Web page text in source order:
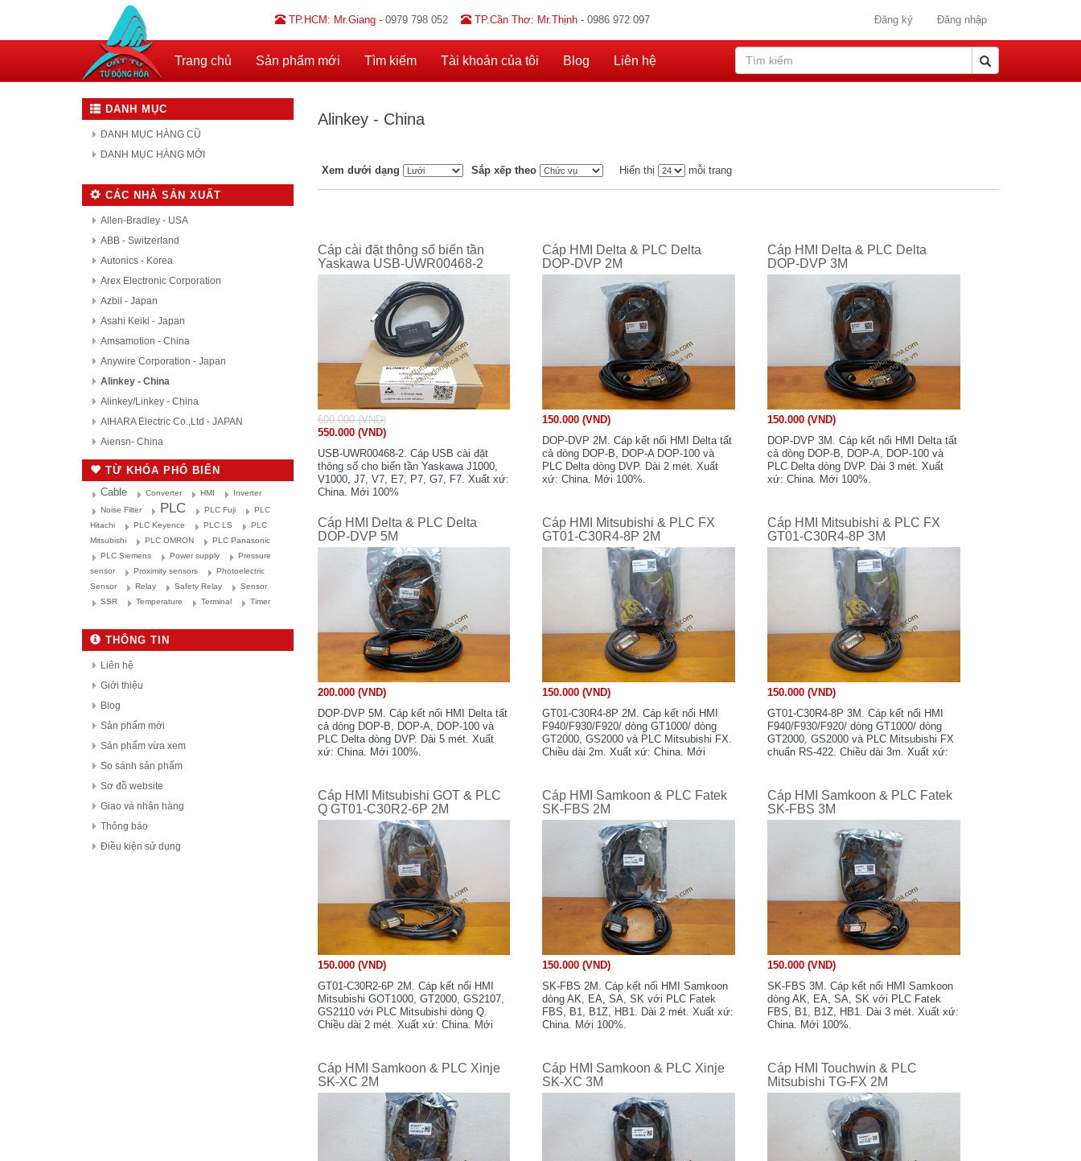
TP.HCM: Mr.Giang - 0979 798 052 TP.Cần Thơ: Mr.Thịnh - 0986 972 097 Đăng ký Đăng nhập
Trang chủ Sản phẩm mới Tìm kiếm Tài khoản của tôi Blog Liên hệ
DANH MỤC
DANH MỤC HÀNG CŨ
DANH MỤC HÀNG MỚI
CÁC NHÀ SẢN XUẤT
Allen-Bradley - USA
ABB - Switzerland
Autonics - Korea
Arex Electronic Corporation
Azbil - Japan
Asahi Keiki - Japan
Amsamotion - China
Anywire Corporation - Japan
Alinkey - China
Alinkey/Linkey - China
AIHARA Electric Co.,Ltd - JAPAN
Aiensn- China
AutomationDirect - USA
D.H.M Korea
Delta - Taiwan
Danfoss - Denmark
DAITRON
Delta Electronics, Inc
Densei-Lambda - Japan
Daihara Electric Co.,Ltd - Japan
Denki Seikosha - Japan
Daiichi Electronics co.,Ltd - Japan
Fuji Electric - Japan
FESTO
FDK Coperation
Hitachi - Japan
HCFA - China
HIOKI - Japan
HAGER
HONEYWELL
Hanyoung - Korea
TỪ KHÓA PHỔ BIẾN
Cable
Converter HMI
Inverter
Noise Filter
PLC PLC Fuji
PLC
Hitachi
PLC Keyence PLC LS
PLC
Mitsubishi
PLC OMRON
PLC Panasonic
PLC Siemens
Power supply
Pressure
sensor
Proximity sensors
Photoelectric
Sensor
Relay Safety Relay
Sensor
SSR
Temperature Terminal Timer
THÔNG TIN
Liên hệ
Giới thiệu
Blog
Sản phẩm mới
Sản phẩm vừa xem
So sánh sản phẩm
Sơ đồ website
Giao và nhận hàng
Thông báo
Điều kiện sử dụng
Alinkey - China
Xem dưới dạng Sắp xếp theo Hiển thị mỗi trang
Cáp cài đặt thông số biến tần
Yaskawa USB-UWR00468-2
600.000 (VND)
550.000 (VND)
USB-UWR00468-2. Cáp USB cài đặt
thông số cho biến tần Yaskawa J1000,
V1000, J7, V7, E7, P7, G7, F7. Xuất xứ:
China. Mới 100%
Cáp HMI Delta & PLC Delta
DOP-DVP 2M
150.000 (VND)
DOP-DVP 2M. Cáp kết nối HMI Delta tất
cả dòng DOP-B, DOP-A DOP-100 và
PLC Delta dòng DVP. Dài 2 mét. Xuất
xứ: China. Mới 100%.
Cáp HMI Delta & PLC Delta
DOP-DVP 3M
150.000 (VND)
DOP-DVP 3M. Cáp kết nối HMI Delta tất
cả dòng DOP-B, DOP-A, DOP-100 và
PLC Delta dòng DVP. Dài 3 mét. Xuất
xứ: China. Mới 100%.
Cáp HMI Delta & PLC Delta
DOP-DVP 5M
200.000 (VND)
DOP-DVP 5M. Cáp kết nối HMI Delta tất
cả dòng DOP-B, DOP-A, DOP-100 và
PLC Delta dòng DVP. Dài 5 mét. Xuất
xứ: China. Mới 100%.
Cáp HMI Mitsubishi & PLC FX
GT01-C30R4-8P 2M
150.000 (VND)
GT01-C30R4-8P 2M. Cáp kết nối HMI
F940/F930/F920/ dòng GT1000/ dòng
GT2000, GS2000 và PLC Mitsubishi FX.
Chiều dài 2m. Xuất xứ: China. Mới
Cáp HMI Mitsubishi & PLC FX
GT01-C30R4-8P 3M
150.000 (VND)
GT01-C30R4-8P 3M. Cáp kết nối HMI
F940/F930/F920/ dòng GT1000/ dòng
GT2000, GS2000 và PLC Mitsubishi FX
chuẩn RS-422. Chiều dài 3m. Xuất xứ:
Cáp HMI Mitsubishi GOT & PLC
Q GT01-C30R2-6P 2M
150.000 (VND)
GT01-C30R2-6P 2M. Cáp kết nối HMI
Mitsubishi GOT1000, GT2000, GS2107,
GS2110 với PLC Mitsubishi dòng Q.
Chiều dài 2 mét. Xuất xứ: China. Mới
Cáp HMI Samkoon & PLC Fatek
SK-FBS 2M
150.000 (VND)
SK-FBS 2M. Cáp kết nối HMI Samkoon
dòng AK, EA, SA, SK với PLC Fatek
FBS, B1, B1Z, HB1. Dài 2 mét. Xuất xứ:
China. Mới 100%.
Cáp HMI Samkoon & PLC Fatek
SK-FBS 3M
150.000 (VND)
SK-FBS 3M. Cáp kết nối HMI Samkoon
dòng AK, EA, SA, SK với PLC Fatek
FBS, B1, B1Z, HB1. Dài 3 mét. Xuất xứ:
China. Mới 100%.
Cáp HMI Samkoon & PLC Xinje
SK-XC 2M
Cáp HMI Samkoon & PLC Xinje
SK-XC 3M
Cáp HMI Touchwin & PLC
Mitsubishi TG-FX 2M